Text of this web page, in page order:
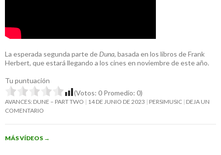
La esperada segunda parte de Duna, basada en los libros de Frank
Herbert, que estará llegando a los cines en noviembre de este año.
Tu puntuación
(Votos: 0 Promedio: 0)
AVANCES: DUNE – PART TWO 14 DE JUNIO DE 2023 PERSIMUSIC DEJA UN
COMENTARIO
MÁS VÍDEOS →